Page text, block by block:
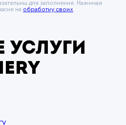
для заполнения. Нажимая
на обработку своих
услуги